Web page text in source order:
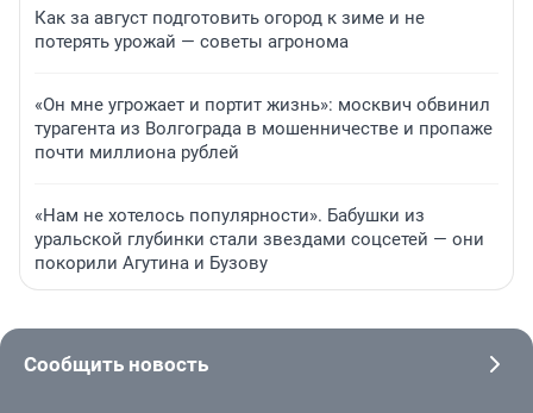
Как за август подготовить огород к зиме и не
потерять урожай — советы агронома
«Он мне угрожает и портит жизнь»: москвич обвинил
турагента из Волгограда в мошенничестве и пропаже
почти миллиона рублей
«Нам не хотелось популярности». Бабушки из
уральской глубинки стали звездами соцсетей — они
покорили Агутина и Бузову
Сообщить новость